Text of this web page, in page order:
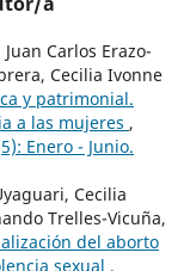
Carlos Erazo-
Cecilia Ivonne
y patrimonial.
a las mujeres ,
Enero - Junio.
Cecilia
Trelles-Vicuña,
del aborto
sexual ,